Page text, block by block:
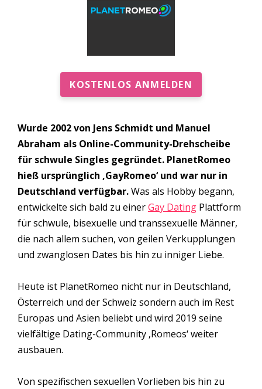
KOSTENLOS ANMELDEN
Wurde 2002 von Jens Schmidt und Manuel
Abraham als Online-Community-Drehscheibe
für schwule Singles gegründet. PlanetRomeo
hieß ursprünglich ‚GayRomeo‘ und war nur in
Deutschland verfügbar.Was als Hobby begann,
entwickelte sich bald zu einerGay Dating Plattform
für schwule, bisexuelle und transsexuelle Männer,
die nach allem suchen, von geilen Verkupplungen
und zwanglosen Dates bis hin zu inniger Liebe.
Heute ist PlanetRomeo nicht nur in Deutschland,
Österreich und der Schweiz sondern auch im Rest
Europas und Asien beliebt und wird 2019 seine
vielfältige Dating-Community ‚Romeos‘ weiter
ausbauen.
Von spezifischen sexuellen Vorlieben bis hin zu